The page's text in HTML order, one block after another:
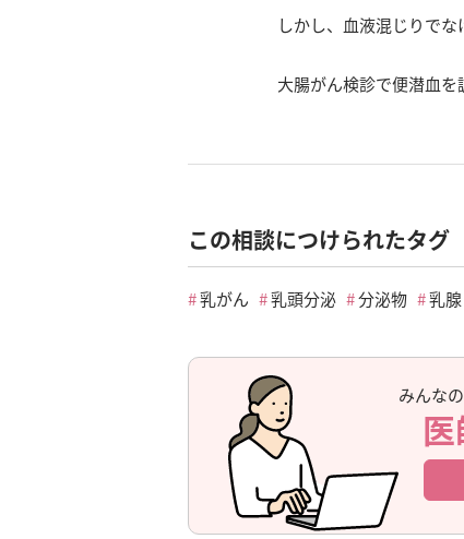
しかし、血液混じりでな
大腸がん検診で便潜血を
この相談につけられたタグ
乳がん 乳頭分泌 分泌物 乳腺
みんな